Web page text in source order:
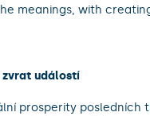
meanings, with
zvrat událostí
prosperity posledních